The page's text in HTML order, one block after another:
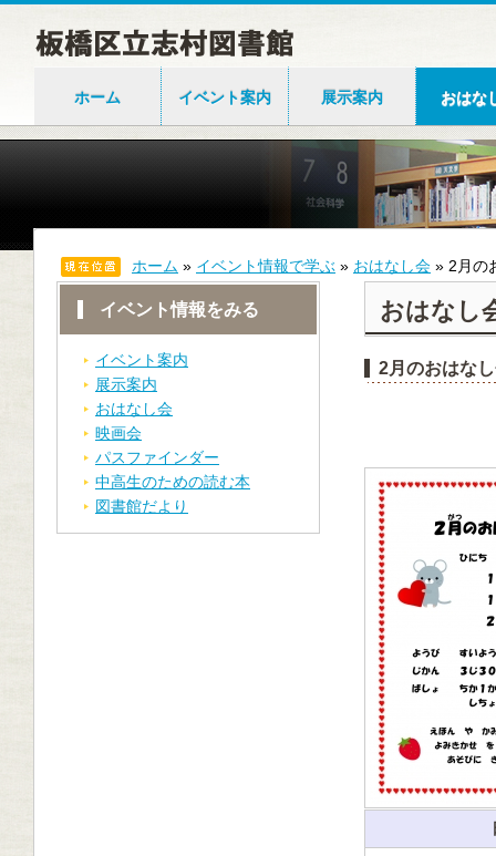
ホーム イベント案内 展示案内 おはな
ホーム » イベント情報で学ぶ » おはなし会 » 2月の
イベント情報をみる
イベント案内
展示案内
おはなし会
映画会
パスファインダー
中高生のための読む本
図書館だより
おはなし
2月のおはな